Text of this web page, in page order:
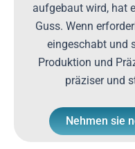
aufgebaut wird, hat
Guss. Wenn
eingeschabt und
Produktion und
präziser und
Nehmen sie